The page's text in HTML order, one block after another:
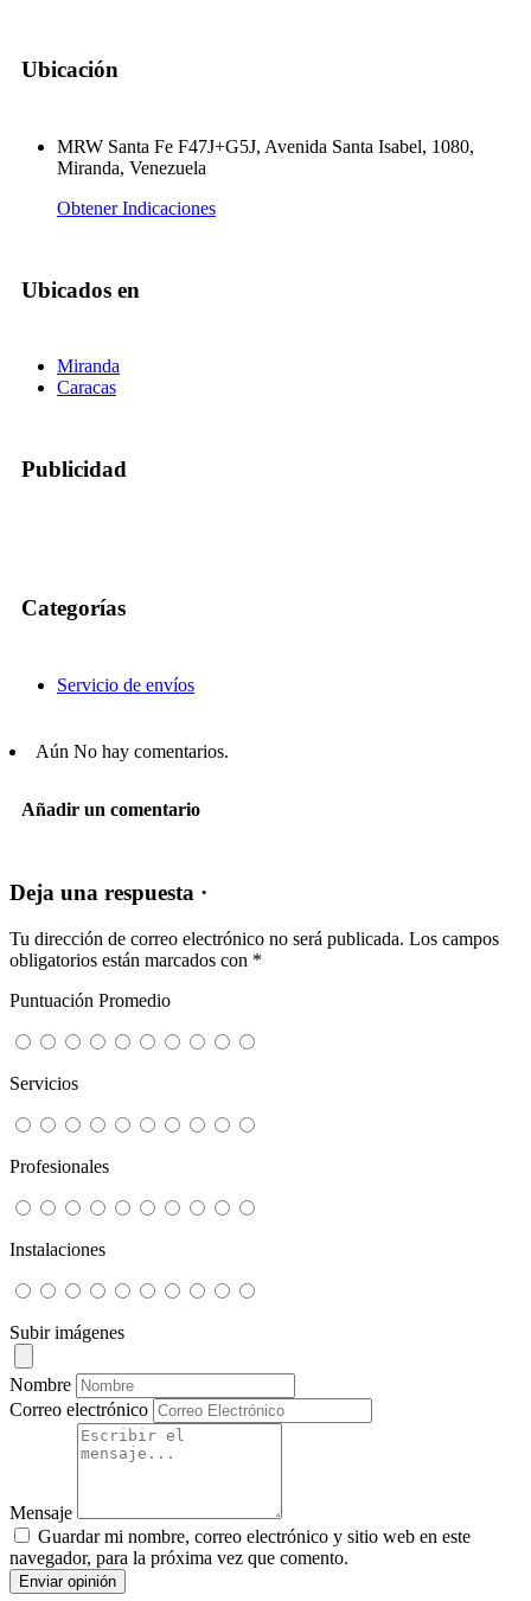
Ubicación
MRW Santa Fe F47J+G5J, Avenida Santa Isabel, 1080,
Miranda, Venezuela
Obtener Indicaciones
Ubicados en
Miranda
Caracas
Publicidad
Categorías
Servicio de envíos
Aún No hay comentarios.
Añadir un comentario
Deja una respuesta ·
Tu dirección de correo electrónico no será publicada. Los campos
obligatorios están marcados con *
Puntuación Promedio
Servicios
Profesionales
Instalaciones
Subir imágenes
Nombre
Correo electrónico
Mensaje
Guardar mi nombre, correo electrónico y sitio web en este
navegador, para la próxima vez que comento.
Enviar opinión